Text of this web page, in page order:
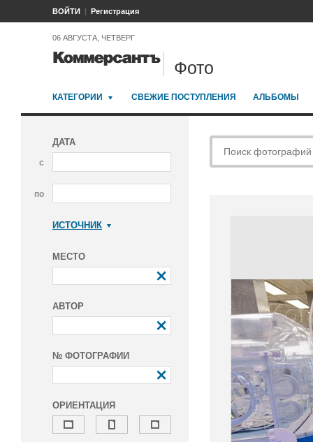
ВОЙТИ Регистрация
06 АВГУСТА, ЧЕТВЕРГ
Фото
КАТЕГОРИИ СВЕЖИЕ ПОСТУПЛЕНИЯ АЛЬБОМЫ
ДАТА
с
по
ИСТОЧНИК
МЕСТО
АВТОР
№ ФОТОГРАФИИ
ОРИЕНТАЦИЯ